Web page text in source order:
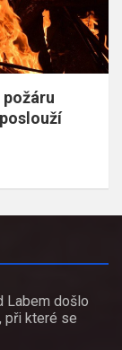
Labem došlo
při které se